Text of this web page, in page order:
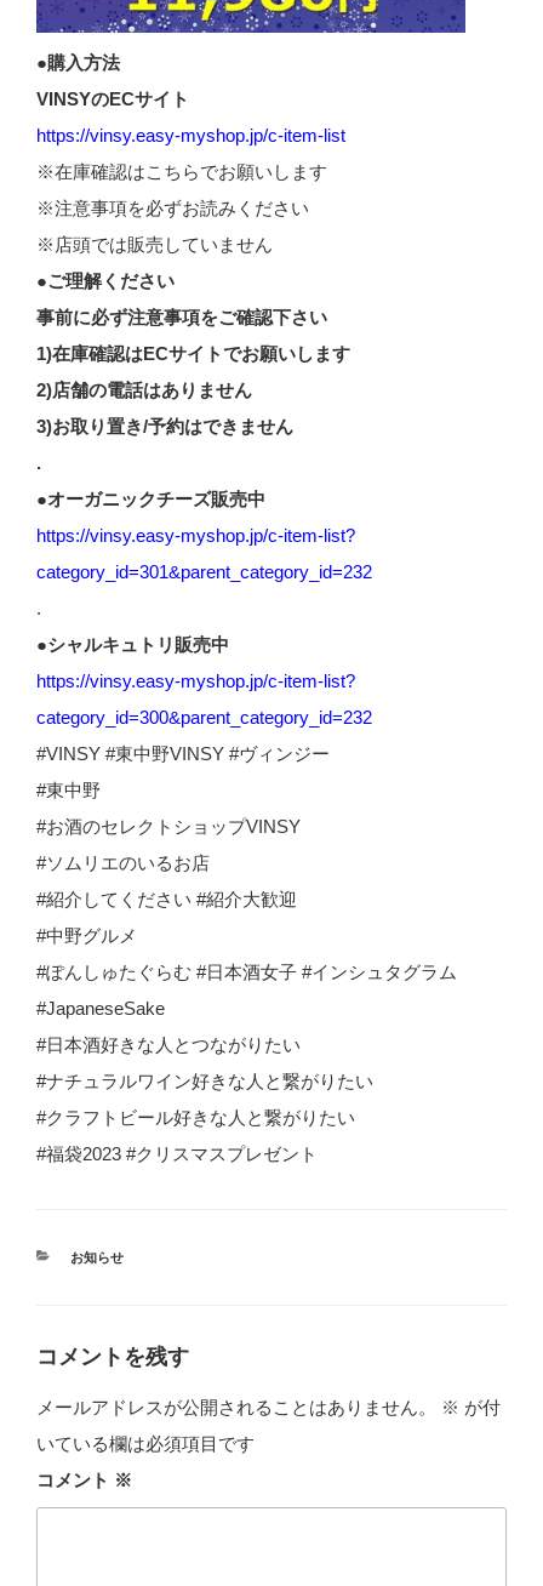
●購入方法
VINSYのECサイト
https://vinsy.easy-myshop.jp/c-item-list
※在庫確認はこちらでお願いします
※注意事項を必ずお読みください
※店頭では販売していません
●ご理解ください
事前に必ず注意事項をご確認下さい
1)在庫確認はECサイトでお願いします
2)店舗の電話はありません
3)お取り置き/予約はできません
.
●オーガニックチーズ販売中
https://vinsy.easy-myshop.jp/c-item-list?
category_id=301&parent_category_id=232
.
●シャルキュトリ販売中
https://vinsy.easy-myshop.jp/c-item-list?
category_id=300&parent_category_id=232
#VINSY #東中野VINSY #ヴィンジー
#東中野
#お酒のセレクトショップVINSY
#ソムリエのいるお店
#紹介してください #紹介大歓迎
#中野グルメ
#ぽんしゅたぐらむ #日本酒女子 #インシュタグラム
#JapaneseSake
#日本酒好きな人とつながりたい
#ナチュラルワイン好きな人と繋がりたい
#クラフトビール好きな人と繋がりたい
#福袋2023 #クリスマスプレゼント
カ
お知らせ
コメントを残す
メールアドレスが公開されることはありません。 ※ が付
いている欄は必須項目です
コメント ※